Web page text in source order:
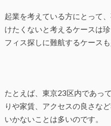
起業を考えている方にとって
けたくないと考えるケースは
フィス探しに難航するケースも
たとえば、東京23区内であっ
りや家賃、アクセスの良さな
いかないことは多いのです。